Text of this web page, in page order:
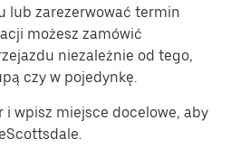
lub zarezerwować termin
możesz zamówić
niezależnie od tego,
czy w pojedynkę.
i wpisz miejsce docelowe, aby